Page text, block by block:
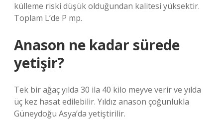
külleme riski düşük olduğundan kalitesi yüksektir.
Toplam L’de P mp.
Anason ne kadar sürede
yetişir?
Tek bir ağaç yılda 30 ila 40 kilo meyve verir ve yılda
üç kez hasat edilebilir. Yıldız anason çoğunlukla
Güneydoğu Asya’da yetiştirilir.